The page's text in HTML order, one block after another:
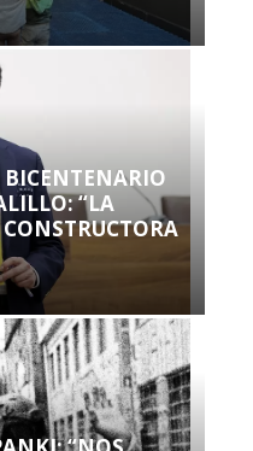
BICENTENARIO
“LA